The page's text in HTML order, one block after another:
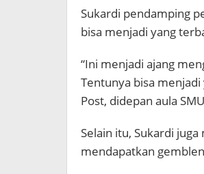
Sukardi pendamping
bisa menjadi yang
“Ini menjadi ajang
Tentunya bisa
Post, didepan aula
Selain itu, Sukardi
mendapatkan